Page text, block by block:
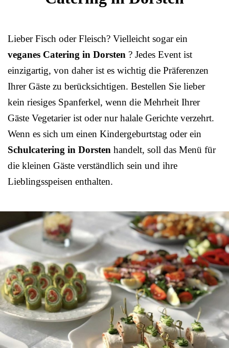
Lieber Fisch oder Fleisch? Vielleicht sogar ein
veganes Catering in Dorsten ? Jedes Event ist
einzigartig, von daher ist es wichtig die Präferenzen
Ihrer Gäste zu berücksichtigen. Bestellen Sie lieber
kein riesiges Spanferkel, wenn die Mehrheit Ihrer
Gäste Vegetarier ist oder nur halale Gerichte verzehrt.
Wenn es sich um einen Kindergeburtstag oder ein
Schulcatering in Dorsten handelt, soll das Menü für
die kleinen Gäste verständlich sein und ihre
Lieblingsspeisen enthalten.